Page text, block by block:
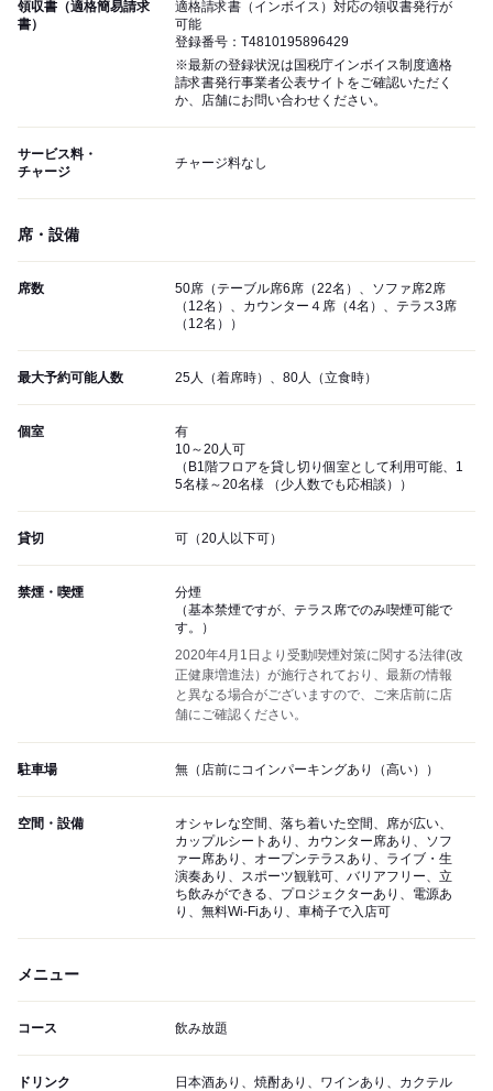
領収書（適格簡易請求
書）
適格請求書（インボイス）対応の領収書発行が
可能
登録番号：T4810195896429
※最新の登録状況は国税庁インボイス制度適格
請求書発行事業者公表サイトをご確認いただく
か、店舗にお問い合わせください。
サービス料・
チャージ
チャージ料なし
席・設備
席数
50席（テーブル席6席（22名）、ソファ席2席
（12名）、カウンター４席（4名）、テラス3席
（12名））
最大予約可能人数 25人（着席時）、80人（立食時）
個室
有
10～20人可
（B1階フロアを貸し切り個室として利用可能、1
5名様～20名様 （少人数でも応相談））
貸切 可（20人以下可）
禁煙・喫煙
分煙
（基本禁煙ですが、テラス席でのみ喫煙可能で
す。）
2020年4月1日より受動喫煙対策に関する法律(改
正健康増進法）が施行されており、最新の情報
と異なる場合がございますので、ご来店前に店
舗にご確認ください。
駐車場 無（店前にコインパーキングあり（高い））
空間・設備
オシャレな空間、落ち着いた空間、席が広い、
カップルシートあり、カウンター席あり、ソフ
ァー席あり、オープンテラスあり、ライブ・生
演奏あり、スポーツ観戦可、バリアフリー、立
ち飲みができる、プロジェクターあり、電源あ
り、無料Wi-Fiあり、車椅子で入店可
メニュー
コース 飲み放題
ドリンク
日本酒あり、焼酎あり、ワインあり、カクテル